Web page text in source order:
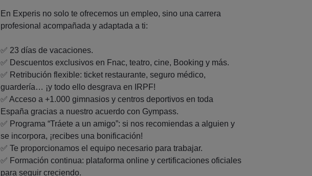
En Experis no solo te ofrecemos un empleo, sino una carrera
profesional acompañada y adaptada a ti:
✅ 23 días de vacaciones.
✅ Descuentos exclusivos en Fnac, teatro, cine, Booking y más.
✅ Retribución flexible: ticket restaurante, seguro médico,
guardería… ¡y todo ello desgrava en IRPF!
✅ Acceso a +1.000 gimnasios y centros deportivos en toda
España gracias a nuestro acuerdo con Gympass.
✅ Programa “Tráete a un amigo”: si nos recomiendas a alguien y
se incorpora, ¡recibes una bonificación!
✅ Te proporcionamos el equipo necesario para trabajar.
✅ Formación continua: plataforma online y certificaciones oficiales
para seguir creciendo.